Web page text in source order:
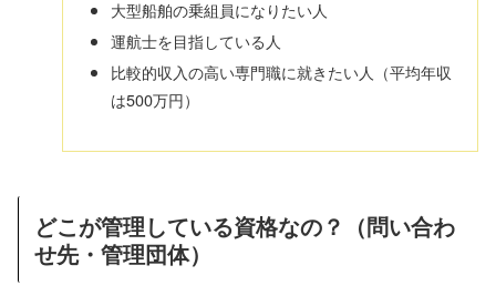
大型船舶の乗組員になりたい人
運航士を目指している人
比較的収入の高い専門職に就きたい人（平均年収
は500万円）
どこが管理している資格なの？（問い合わ
せ先・管理団体）